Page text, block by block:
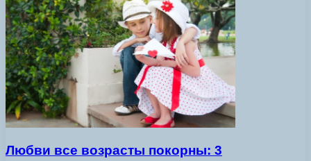
Любви все возрасты покорны: 3